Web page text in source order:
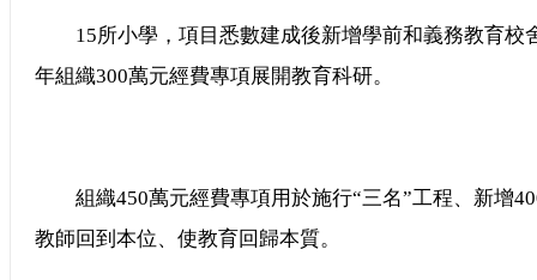
15所小學，項目悉數建成後新增學前和義務教育校
年組織300萬元經費專項展開教育科研。
組織450萬元經費專項用於施行“三名”工程、新增
教師回到本位、使教育回歸本質。